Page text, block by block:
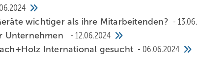
wichtiger als ihre Mitarbeitenden?
Unternehmen
12.06.2024
International gesucht
06.06.2024